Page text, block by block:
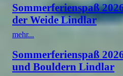
Sommerferienspaß
der Weide Lindlar
mehr...
Sommerferienspaß
und Bouldern Lindlar